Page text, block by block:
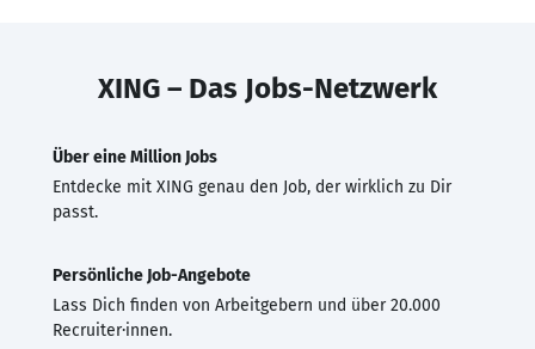
XING – Das Jobs-Netzwerk
Über eine Million Jobs
Entdecke mit XING genau den Job, der wirklich zu Dir
passt.
Persönliche Job-Angebote
Lass Dich finden von Arbeitgebern und über 20.000
Recruiter·innen.